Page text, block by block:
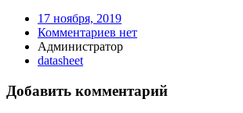
17 ноября, 2019
Комментариев нет
Администратор
datasheet
Добавить комментарий